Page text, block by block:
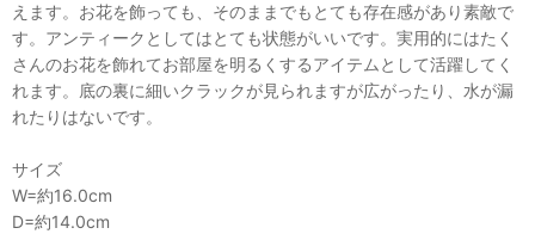
えます。お花を飾っても、そのままでもとても存在感があり素敵で
す。アンティークとしてはとても状態がいいです。実用的にはたく
さんのお花を飾れてお部屋を明るくするアイテムとして活躍してく
れます。底の裏に細いクラックが見られますが広がったり、水が漏
れたりはないです。
サイズ
W=約16.0cm
D=約14.0cm